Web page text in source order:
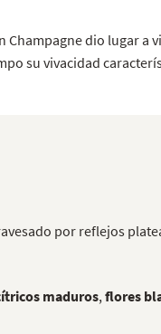
dio lugar
su vivacidad
por reflejos
maduros, flores